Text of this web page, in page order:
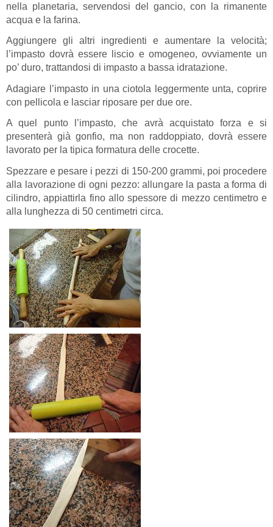
nella planetaria, servendosi del gancio, con la rimanente
acqua e la farina.
Aggiungere gli altri ingredienti e aumentare la velocità;
l’impasto dovrà essere liscio e omogeneo, ovviamente un
po’ duro, trattandosi di impasto a bassa idratazione.
Adagiare l’impasto in una ciotola leggermente unta, coprire
con pellicola e lasciar riposare per due ore.
A quel punto l’impasto, che avrà acquistato forza e si
presenterà già gonfio, ma non raddoppiato, dovrà essere
lavorato per la tipica formatura delle crocette.
Spezzare e pesare i pezzi di 150-200 grammi, poi procedere
alla lavorazione di ogni pezzo: allungare la pasta a forma di
cilindro, appiattirla fino allo spessore di mezzo centimetro e
alla lunghezza di 50 centimetri circa.